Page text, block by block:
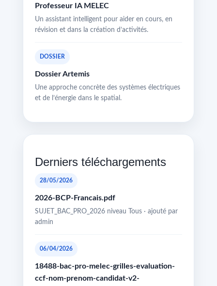
Professeur IA MELEC
Un assistant intelligent pour aider en cours, en
révision et dans la création d’activités.
DOSSIER
Dossier Artemis
Une approche concrète des systèmes électriques
et de l’énergie dans le spatial.
Derniers téléchargements
28/05/2026
2026-BCP-Francais.pdf
SUJET_BAC_PRO_2026 niveau Tous · ajouté par
admin
06/04/2026
18488-bac-pro-melec-grilles-evaluation-
ccf-nom-prenom-candidat-v2-